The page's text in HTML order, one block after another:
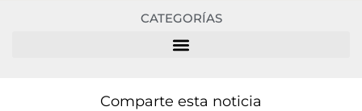
CATEGORÍAS
Comparte esta noticia